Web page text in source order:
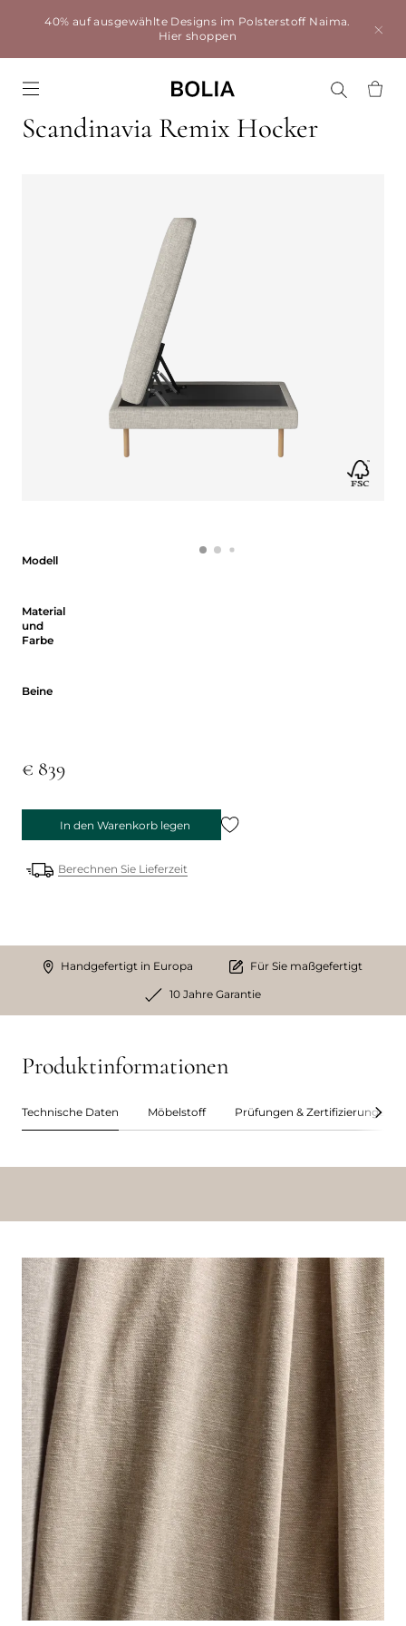
40% auf ausgewählte Designs im Polsterstoff Naima.
Hier shoppen
Scandinavia Remix Hocker
Modell
Material
und
Farbe
Beine
€ 839
In den Warenkorb legen
Berechnen Sie Lieferzeit
Handgefertigt in Europa Für Sie maßgefertigt
10 Jahre Garantie
Produktinformationen
Technische Daten Möbelstoff Prüfungen & Zertifizierungen